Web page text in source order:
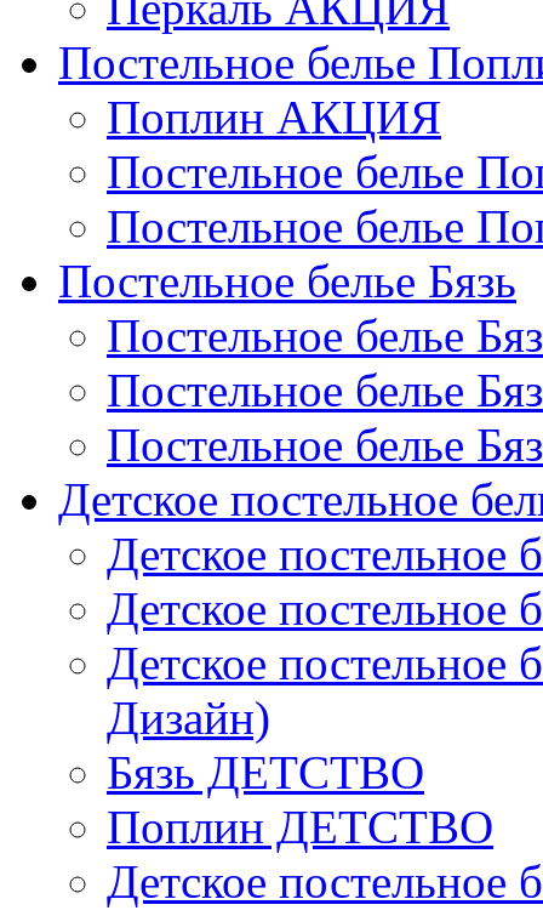
Постельное белье
Поплин АКЦИЯ
Постельное белье
Постельное белье
Постельное белье Бязь
Постельное белье
Постельное белье
Постельное белье
Детское постельное
Детское постельное
Детское постельное
Детское
Дизайн)
Бязь ДЕТСТВО
Поплин ДЕТСТВО
Детское постельное